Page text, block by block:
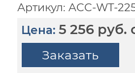
Артикул: ACC-WT-
Цена: 5 256 руб.
Заказать